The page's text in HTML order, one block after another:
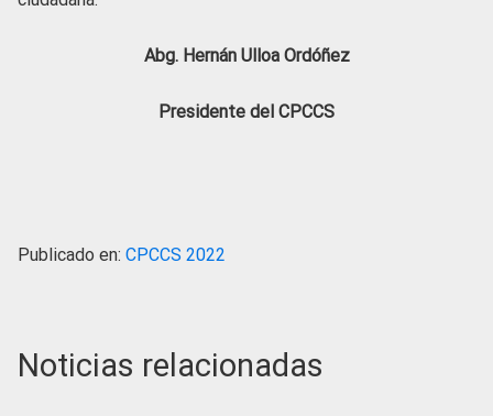
Abg. Hernán Ulloa Ordóñez
Presidente del CPCCS
Publicado en: CPCCS 2022
Noticias relacionadas